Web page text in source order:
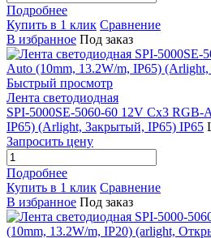
Подробнее
Купить в 1 клик Сравнение
В избранное Под заказ
Быстрый просмотр
Лента светодиодная
SPI-5000SE-5060-60 12V Cx3 RGB-
IP65) (Arlight, Закрытый, IP65) IP65
Запросить цену
Подробнее
Купить в 1 клик Сравнение
В избранное Под заказ